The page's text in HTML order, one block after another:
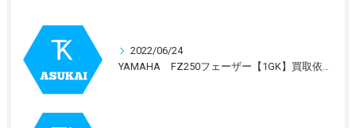
2022/06/24